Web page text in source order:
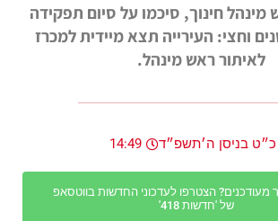
מינהל חינוך, סיכמו על סיום תפקידה
וחצי: העירייה תצא מיידית למכרז
לאיתור ראש מינהל.
כ״ט בניסן ה׳תשפ״ד 14:49
מעודכנים? הצטרפו לעדכוני החדשות בווטסאפ
של 'חדשות 418'